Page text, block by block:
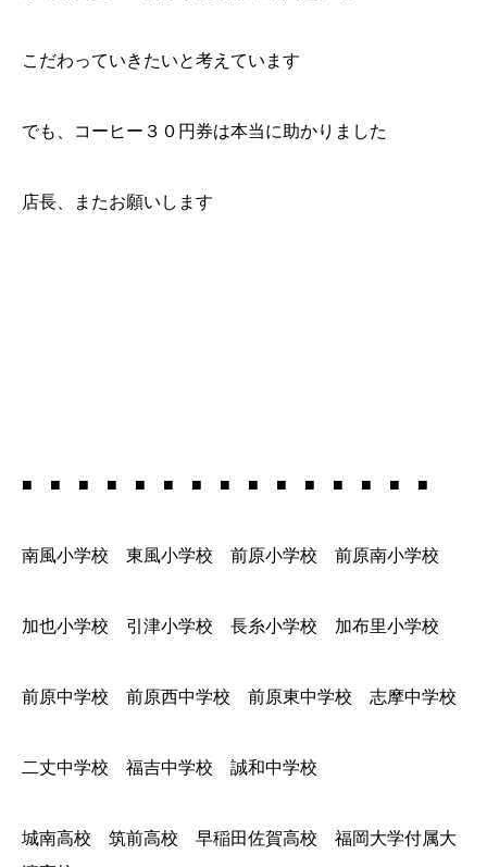
こだわっていきたいと考えています
でも、コーヒー３０円券は本当に助かりました
店長、またお願いします
■ ■ ■ ■ ■ ■ ■ ■ ■ ■ ■ ■ ■ ■ ■
南風小学校 東風小学校 前原小学校 前原南小学校
加也小学校 引津小学校 長糸小学校 加布里小学校
前原中学校 前原西中学校 前原東中学校 志摩中学校
二丈中学校 福吉中学校 誠和中学校
城南高校 筑前高校 早稲田佐賀高校 福岡大学付属大